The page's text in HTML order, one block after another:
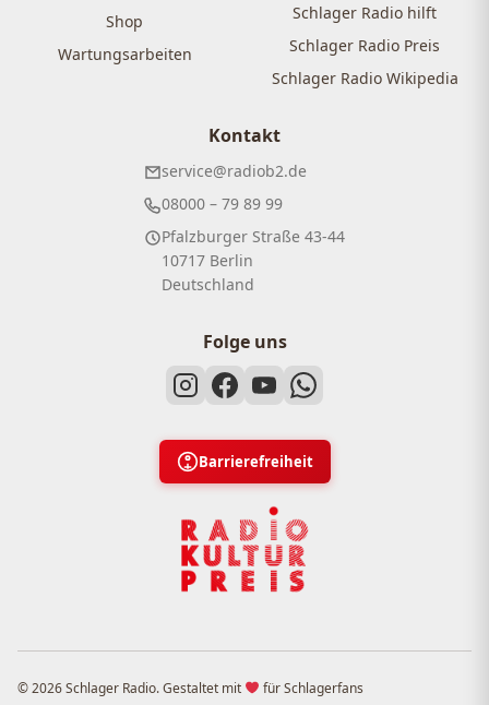
Shop
Wartungsarbeiten
Schlager Radio hilft
Schlager Radio Preis
Schlager Radio Wikipedia
Kontakt
service@radiob2.de
08000 – 79 89 99
Pfalzburger Straße 43-44
10717 Berlin
Deutschland
Folge uns
Barrierefreiheit
© 2026 Schlager Radio. Gestaltet mit
für Schlagerfans